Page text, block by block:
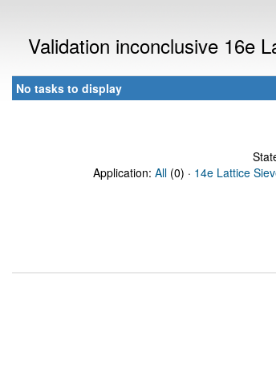
Validation inconclusive 16e
No tasks to display
Application: All (0) · 14e Lattice